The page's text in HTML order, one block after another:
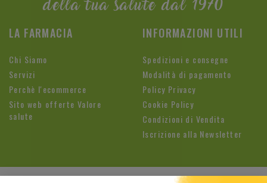
della tua salute dal 1970
LA FARMACIA
Chi Siamo
Servizi
Perchè l'ecommerce
Sito web offerte Valore
salute
INFORMAZIONI UTILI
Spedizioni e consegne
Modalità di pagamento
Policy Privacy
Cookie Policy
Condizioni di Vendita
Iscrizione alla Newsletter